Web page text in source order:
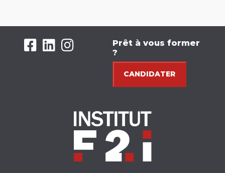
Prêt à vous former
?
CANDIDATER